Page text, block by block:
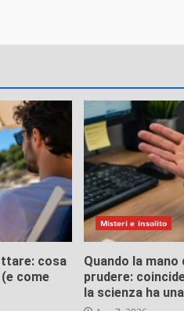
cosa
come
Misteri e insolito
Quando la
prudere:
la scienza ha